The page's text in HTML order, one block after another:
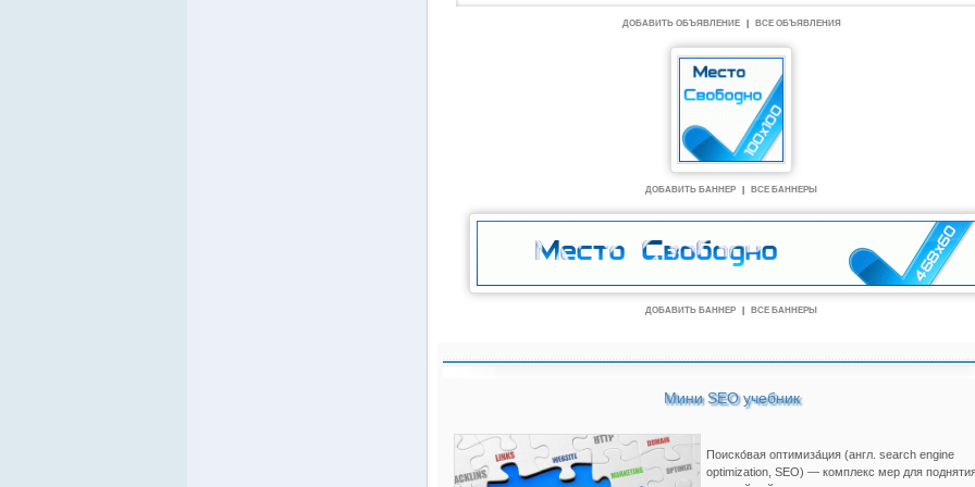
ДОБАВИТЬ ОБЪЯВЛЕНИЕ ВСЕ ОБЪЯВЛЕНИЯ
ДОБАВИТЬ БАННЕР ВСЕ БАННЕРЫ
ДОБАВИТЬ БАННЕР ВСЕ БАННЕРЫ
Мини SEO учебник
Поиско́вая оптимиза́ция (англ. search engine
optimization, SEO) — комплекс мер для